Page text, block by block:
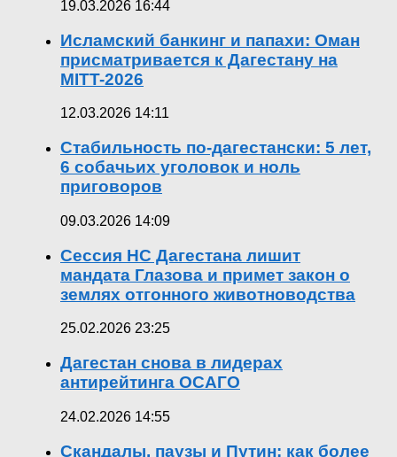
19.03.2026 16:44
Исламский банкинг и папахи: Оман
присматривается к Дагестану на
MITT-2026
12.03.2026 14:11
Стабильность по-дагестански: 5 лет,
6 собачьих уголовок и ноль
приговоров
09.03.2026 14:09
Сессия НС Дагестана лишит
мандата Глазова и примет закон о
землях отгонного животноводства
25.02.2026 23:25
Дагестан снова в лидерах
антирейтинга ОСАГО
24.02.2026 14:55
Скандалы, паузы и Путин: как более